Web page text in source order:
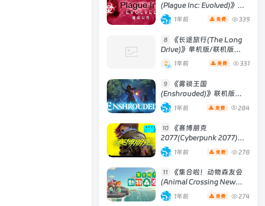
(Plague Inc: Evolved)》
[v1.19.1.0]
1年前 免费 339
8
《长途旅行(The Long
Drive)》单机版/联机版
[v2023.05.02d ]
1年前 免费 331
9
《雾锁王国
(Enshrouded)》联机版
[Build 29012025 联机版]
1年前 免费 284
10
《赛博朋克
2077(Cyberpunk 2077)》
[v2.3往日之影DLC 赠送4K
材质包]
1年前 免费 278
11
《集合啦！动物森友会
(Animal Crossing New
Horizons)》
[v2.0.6] 模拟器
版 整合全部DLC
1年前 免费 274